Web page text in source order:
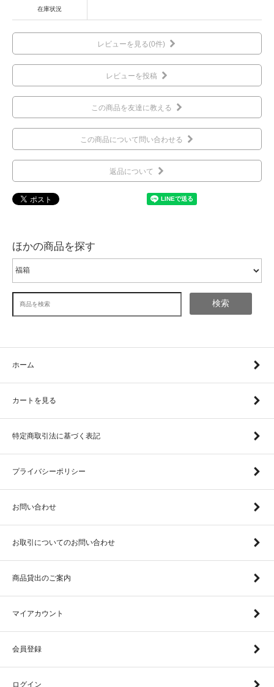
在庫状況
レビューを見る(0件)
レビューを投稿
この商品を友達に教える
この商品について問い合わせる
返品について
ほかの商品を探す
検索
ホーム
カートを見る
特定商取引法に基づく表記
プライバシーポリシー
お問い合わせ
お取引についてのお問い合わせ
商品貸出のご案内
マイアカウント
会員登録
ログイン